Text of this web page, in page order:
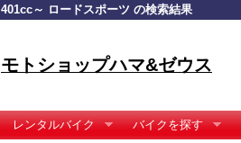
401cc～ ロードスポーツ の検索結果
モトショップハマ&ゼウス
レンタルバイク
バイクを探す